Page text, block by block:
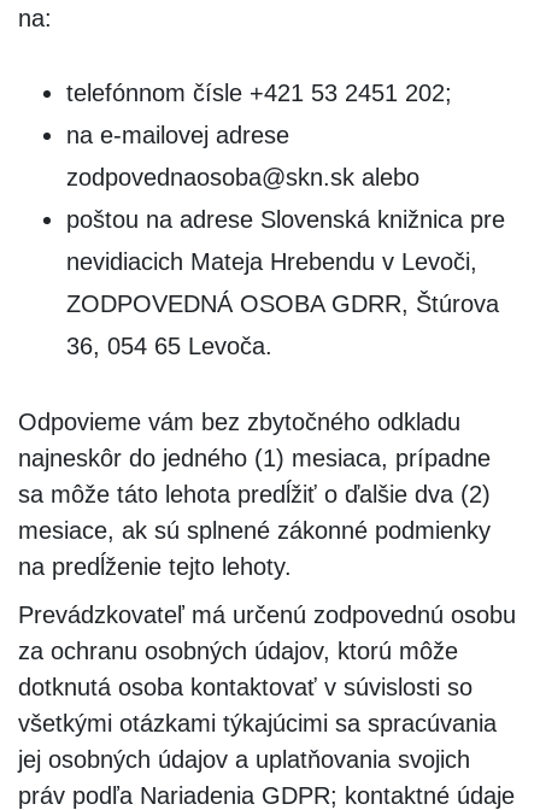
na:
telefónnom čísle +421 53 2451 202;
na e-mailovej adrese
zodpovednaosoba@skn.sk alebo
poštou na adrese Slovenská knižnica pre
nevidiacich Mateja Hrebendu v Levoči,
ZODPOVEDNÁ OSOBA GDRR, Štúrova
36, 054 65 Levoča.
Odpovieme vám bez zbytočného odkladu
najneskôr do jedného (1) mesiaca, prípadne
sa môže táto lehota predĺžiť o ďalšie dva (2)
mesiace, ak sú splnené zákonné podmienky
na predĺženie tejto lehoty.
Prevádzkovateľ má určenú zodpovednú osobu
za ochranu osobných údajov, ktorú môže
dotknutá osoba kontaktovať v súvislosti so
všetkými otázkami týkajúcimi sa spracúvania
jej osobných údajov a uplatňovania svojich
práv podľa Nariadenia GDPR; kontaktné údaje